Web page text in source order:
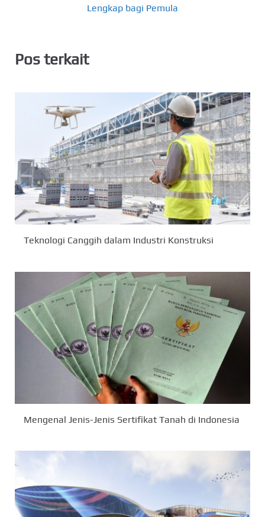
Lengkap bagi Pemula
Pos terkait
Teknologi Canggih dalam Industri Konstruksi
Mengenal Jenis-Jenis Sertifikat Tanah di Indonesia